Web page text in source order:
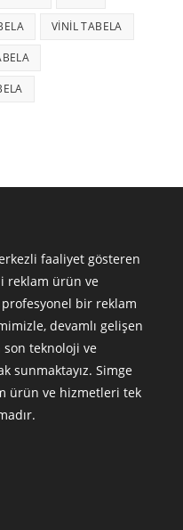
VINIL TABELA
faaliyet gösteren
reklam ürün ve
bir reklam
devamlı gelişen
son teknoloji ve
sunmaktayız. Simge
ürün ve hizmetleri tek